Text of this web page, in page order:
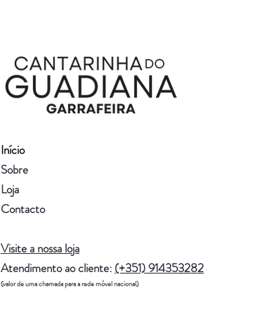
Início
Sobre
Loja
Contacto
Visite a nossa loja
Atendimento ao cliente: (+351) 914353282
(valor de uma chamada para a rede móvel nacional)